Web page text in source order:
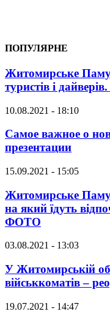
ПОПУЛЯРНЕ
Житомирське
туристів і
10.08.2021 - 18:10
Самое важное о
презентации
15.09.2021 - 15:05
Житомирське
на який їдуть
ФОТО
03.08.2021 - 13:03
У Житомирській
військкоматів –
19.07.2021 - 14:47